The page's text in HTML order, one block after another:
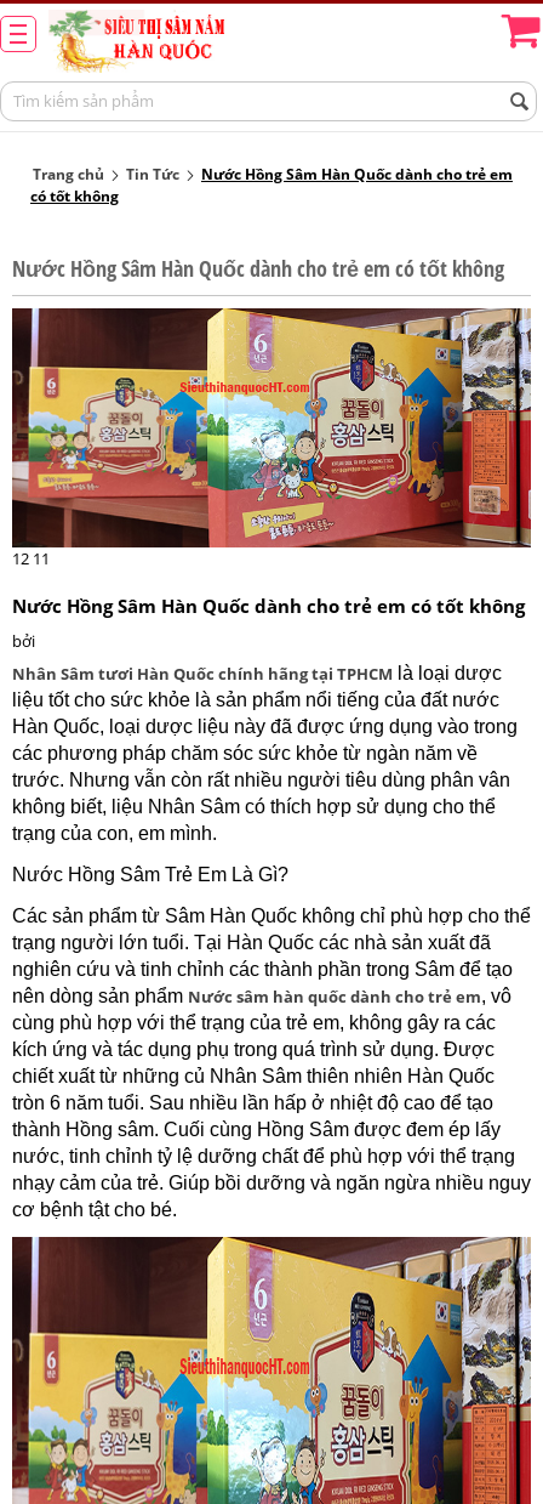
Trang chủ Tin Tức
Nước Hồng Sâm Hàn Quốc dành cho trẻ em
có tốt không
Nước Hồng Sâm Hàn Quốc dành cho trẻ em có tốt không
12 11
Nước Hồng Sâm Hàn Quốc dành cho trẻ em có tốt không
bởi
Nhân Sâm tươi Hàn Quốc chính hãng tại TPHCM là loại dược
liệu tốt cho sức khỏe là sản phẩm nổi tiếng của đất nước
Hàn Quốc, loại dược liệu này đã được ứng dụng vào trong
các phương pháp chăm sóc sức khỏe từ ngàn năm về
trước. Nhưng vẫn còn rất nhiều người tiêu dùng phân vân
không biết, liệu Nhân Sâm có thích hợp sử dụng cho thể
trạng của con, em mình.
Nước Hồng Sâm Trẻ Em Là Gì?
Các sản phẩm từ Sâm Hàn Quốc không chỉ phù hợp cho thể
trạng người lớn tuổi. Tại Hàn Quốc các nhà sản xuất đã
nghiên cứu và tinh chỉnh các thành phần trong Sâm để tạo
nên dòng sản phẩm Nước sâm hàn quốc dành cho trẻ em, vô
cùng phù hợp với thể trạng của trẻ em, không gây ra các
kích ứng và tác dụng phụ trong quá trình sử dụng. Được
chiết xuất từ những củ Nhân Sâm thiên nhiên Hàn Quốc
tròn 6 năm tuổi. Sau nhiều lần hấp ở nhiệt độ cao để tạo
thành Hồng sâm. Cuối cùng Hồng Sâm được đem ép lấy
nước, tinh chỉnh tỷ lệ dưỡng chất để phù hợp với thể trạng
nhạy cảm của trẻ. Giúp bồi dưỡng và ngăn ngừa nhiều nguy
cơ bệnh tật cho bé.